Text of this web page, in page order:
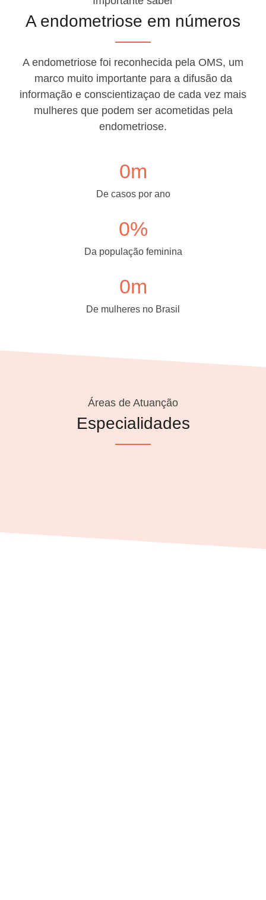
A endometriose em números
A endometriose foi reconhecida pela OMS, um
marco muito importante para a difusão da
informação e conscientizaçao de cada vez mais
mulheres que podem ser acometidas pela
endometriose.
0m
De casos por ano
0%
Da população feminina
0m
De mulheres no Brasil
Áreas de Atuanção
Especialidades